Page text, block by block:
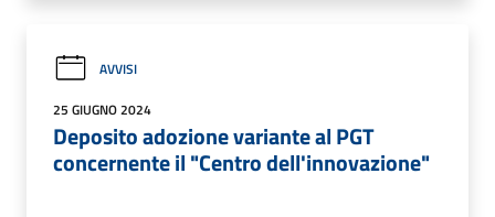
AVVISI
25 GIUGNO 2024
Deposito adozione variante al PGT
concernente il "Centro dell'innovazione"